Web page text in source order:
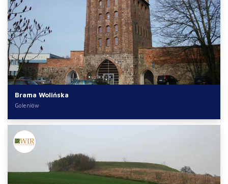
Brama Wolińska
Goleniów